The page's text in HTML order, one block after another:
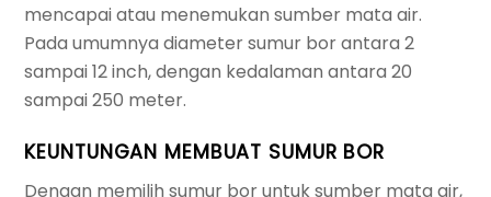
mencapai atau menemukan sumber mata air.
Pada umumnya diameter sumur bor antara 2
sampai 12 inch, dengan kedalaman antara 20
sampai 250 meter.
KEUNTUNGAN MEMBUAT SUMUR BOR
Dengan memilih sumur bor untuk sumber mata air,